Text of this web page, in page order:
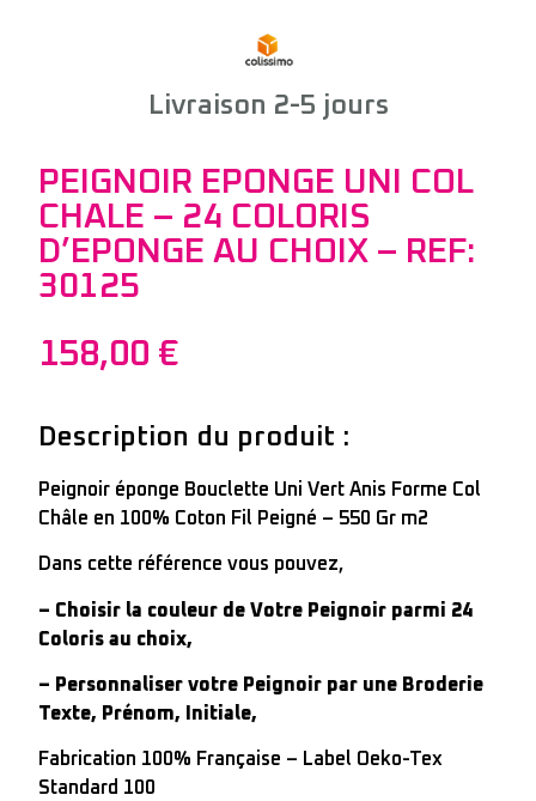
Livraison 2-5 jours
PEIGNOIR EPONGE UNI COL
CHALE – 24 COLORIS
D’EPONGE AU CHOIX – REF:
30125
158,00 €
Description du produit :
Peignoir éponge Bouclette Uni Vert Anis Forme Col
Châle en 100% Coton Fil Peigné – 550 Gr m2
Dans cette référence vous pouvez,
– Choisir la couleur de Votre Peignoir parmi 24
Coloris au choix,
– Personnaliser votre Peignoir par une Broderie
Texte, Prénom, Initiale,
Fabrication 100% Française – Label Oeko-Tex
Standard 100